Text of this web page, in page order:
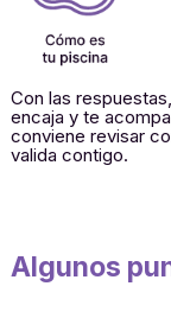
Con las
encaja y te
conviene revisar
valida contigo.
Algunos